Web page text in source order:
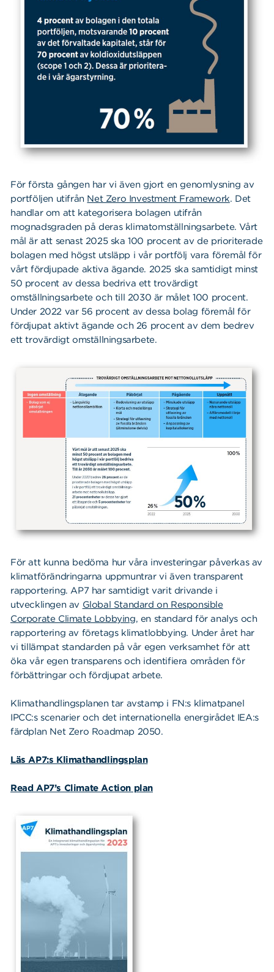
För första gången har vi även gjort en genomlysning av
portföljen utifrån Net Zero Investment Framework. Det
handlar om att kategorisera bolagen utifrån
mognadsgraden på deras klimatomställningsarbete. Vårt
mål är att senast 2025 ska 100 procent av de prioriterade
bolagen med högst utsläpp i vår portfölj vara föremål för
vårt fördjupade aktiva ägande. 2025 ska samtidigt minst
50 procent av dessa bedriva ett trovärdigt
omställningsarbete och till 2030 är målet 100 procent.
Under 2022 var 56 procent av dessa bolag föremål för
fördjupat aktivt ägande och 26 procent av dem bedrev
ett trovärdigt omställningsarbete.
För att kunna bedöma hur våra investeringar påverkas av
klimatförändringarna uppmuntrar vi även transparent
rapportering. AP7 har samtidigt varit drivande i
utvecklingen av Global Standard on Responsible
Corporate Climate Lobbying, en standard för analys och
rapportering av företags klimatlobbying. Under året har
vi tillämpat standarden på vår egen verksamhet för att
öka vår egen transparens och identifiera områden för
förbättringar och fördjupat arbete.
Klimathandlingsplanen tar avstamp i FN:s klimatpanel
IPCC:s scenarier och det internationella energirådet IEA:s
färdplan Net Zero Roadmap 2050.
Läs AP7:s Klimathandlingsplan
Read AP7’s Climate Action plan